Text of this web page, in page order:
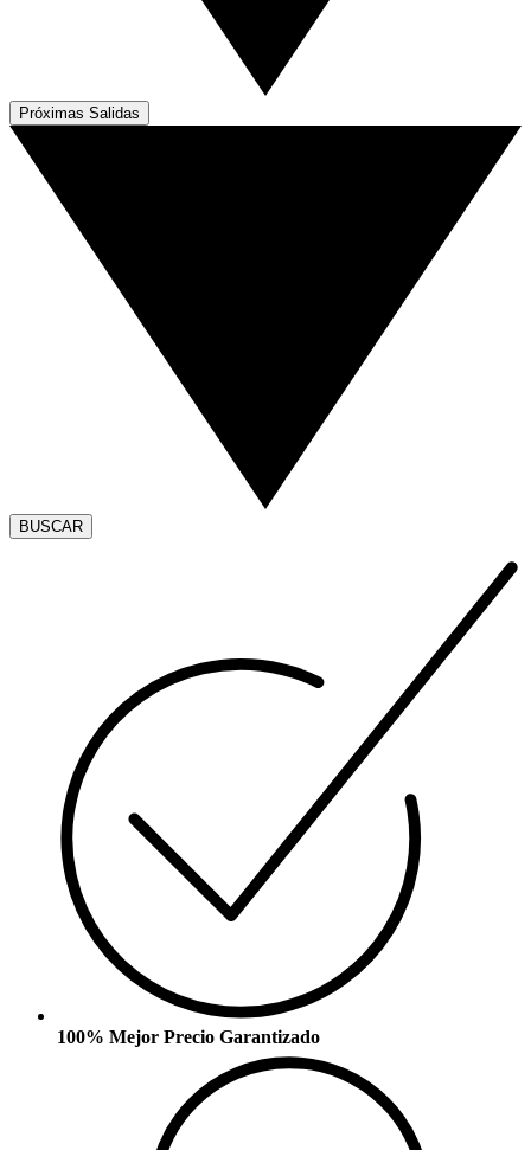
Próximas Salidas
BUSCAR
100% Mejor Precio Garantizado